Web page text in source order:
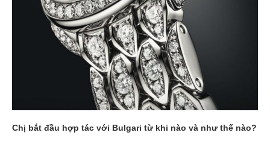
Chị bắt đầu hợp tác với Bulgari từ khi nào và như thế nào?